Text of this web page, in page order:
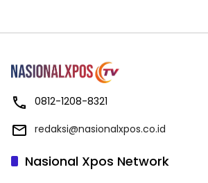
0812-1208-8321
redaksi@nasionalxpos.co.id
Nasional Xpos Network